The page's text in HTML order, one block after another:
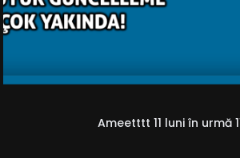
Ameetttt 11 luni în urmă